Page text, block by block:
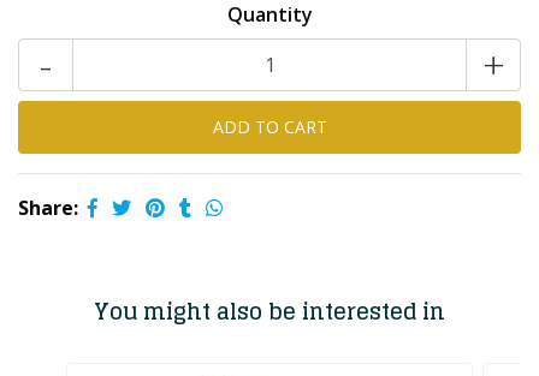
Quantity
+
-
Share:
You might also be interested in